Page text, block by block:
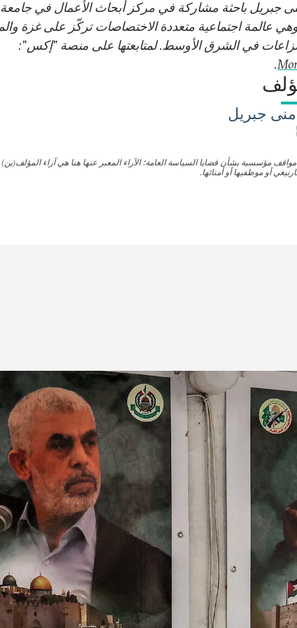
جبريل باحثة مشاركة في مركز أبحاث الأعمال في جامعة
عالمة اجتماعية متعددة الاختصاصات تركّز على غزة
في الشرق الأوسط. لمتابعتها على منصة "إكس":
.
منى جبريل
مواقف مؤسسية بشأن قضايا السياسة العامة؛ الآراء المعبر عنها هنا هي آراء
أو موظفيها أو أمنائها.